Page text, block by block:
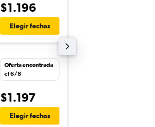
$1.196
Elegir fechas
Oferta encontrada
el 6/8
$1.197
Elegir fechas